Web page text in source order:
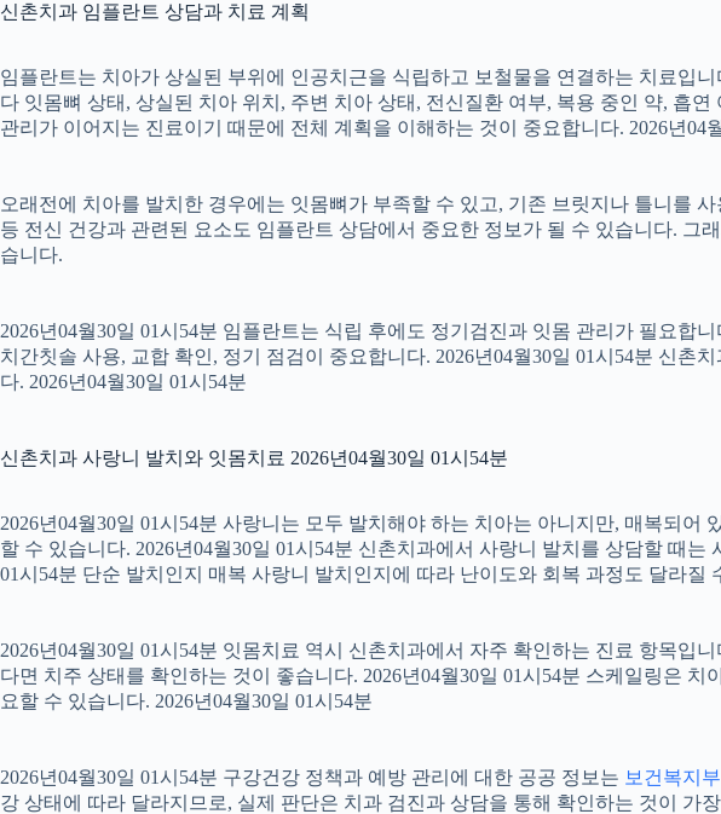
신촌치과 임플란트 상담과 치료 계획
임플란트는 치아가 상실된 부위에 인공치근을 식립하고 보철물을 연결하는 치료입
다 잇몸뼈 상태, 상실된 치아 위치, 주변 치아 상태, 전신질환 여부, 복용 중인 약, 흡
관리가 이어지는 진료이기 때문에 전체 계획을 이해하는 것이 중요합니다. 2026년04
오래전에 치아를 발치한 경우에는 잇몸뼈가 부족할 수 있고, 기존 브릿지나 틀니를
등 전신 건강과 관련된 요소도 임플란트 상담에서 중요한 정보가 될 수 있습니다.
습니다.
2026년04월30일 01시54분 임플란트는 식립 후에도 정기검진과 잇몸 관리가 필요합
치간칫솔 사용, 교합 확인, 정기 점검이 중요합니다. 2026년04월30일 01시54분 신
다. 2026년04월30일 01시54분
신촌치과 사랑니 발치와 잇몸치료 2026년04월30일 01시54분
2026년04월30일 01시54분 사랑니는 모두 발치해야 하는 치아는 아니지만, 매복되
할 수 있습니다. 2026년04월30일 01시54분 신촌치과에서 사랑니 발치를 상담할 때
01시54분 단순 발치인지 매복 사랑니 발치인지에 따라 난이도와 회복 과정도 달라질
2026년04월30일 01시54분 잇몸치료 역시 신촌치과에서 자주 확인하는 진료 항목입
다면 치주 상태를 확인하는 것이 좋습니다. 2026년04월30일 01시54분 스케일링은
요할 수 있습니다. 2026년04월30일 01시54분
2026년04월30일 01시54분 구강건강 정책과 예방 관리에 대한 공공 정보는 보건복지부
강 상태에 따라 달라지므로, 실제 판단은 치과 검진과 상담을 통해 확인하는 것이 가